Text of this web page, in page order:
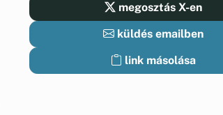
megosztás X-en
küldés emailben
link másolása